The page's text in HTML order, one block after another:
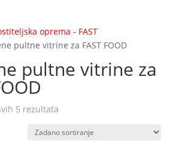
oprema - FAST
pultne vitrine za FAST FOOD
pultne vitrine za
5 rezultata